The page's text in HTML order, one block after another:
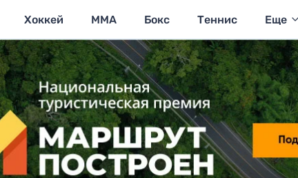
Хоккей MMA Бокс Теннис Еще